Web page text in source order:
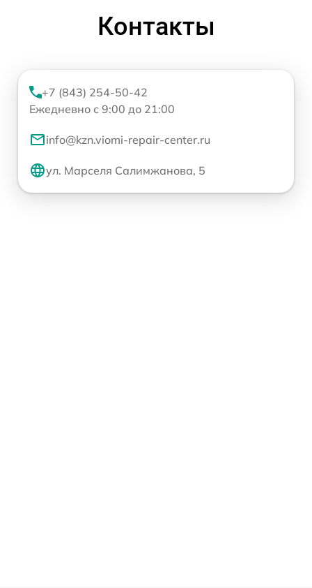
Контакты
+7 (843) 254-50-42
Ежедневно с 9:00 до 21:00
info@kzn.viomi-repair-center.ru
ул. Марселя Салимжанова, 5